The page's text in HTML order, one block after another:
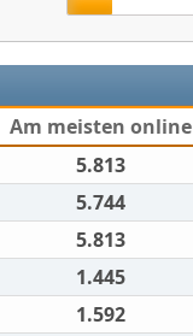
Am meisten online
5.813
5.744
5.813
1.445
1.592